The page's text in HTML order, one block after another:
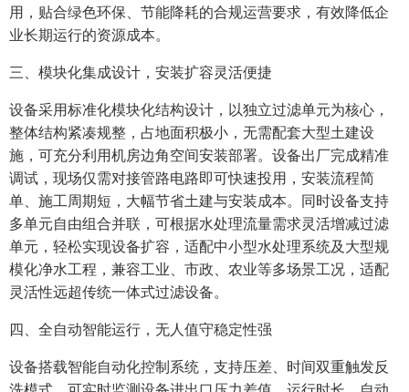
用，贴合绿色环保、节能降耗的合规运营要求，有效降低企
业长期运行的资源成本。
三、模块化集成设计，安装扩容灵活便捷
设备采用标准化模块化结构设计，以独立过滤单元为核心，
整体结构紧凑规整，占地面积极小，无需配套大型土建设
施，可充分利用机房边角空间安装部署。设备出厂完成精准
调试，现场仅需对接管路电路即可快速投用，安装流程简
单、施工周期短，大幅节省土建与安装成本。同时设备支持
多单元自由组合并联，可根据水处理流量需求灵活增减过滤
单元，轻松实现设备扩容，适配中小型水处理系统及大型规
模化净水工程，兼容工业、市政、农业等多场景工况，适配
灵活性远超传统一体式过滤设备。
四、全自动智能运行，无人值守稳定性强
设备搭载智能自动化控制系统，支持压差、时间双重触发反